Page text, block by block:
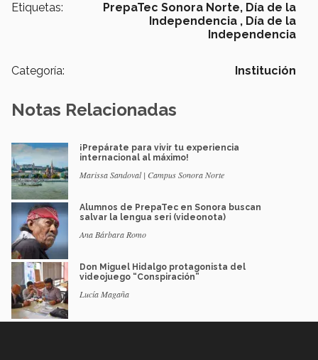
Etiquetas: PrepaTec Sonora Norte, Día de la
Independencia , Día de la
Independencia
Categoría: Institución
Notas Relacionadas
¡Prepárate para vivir tu experiencia
internacional al máximo!
Marissa Sandoval | Campus Sonora Norte
Alumnos de PrepaTec en Sonora buscan
salvar la lengua seri (videonota)
Ana Bárbara Romo
Don Miguel Hidalgo protagonista del
videojuego “Conspiración”
Lucía Magaña